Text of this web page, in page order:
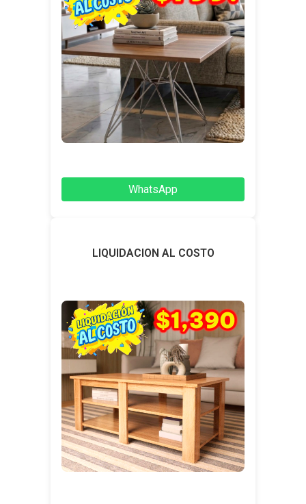
WhatsApp
LIQUIDACION AL COSTO